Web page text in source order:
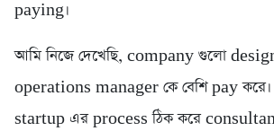
paying।
আমি নিজে দেখেছি, company গুলো
operations manager কে বেশি pay
startup এর process ঠিক করে